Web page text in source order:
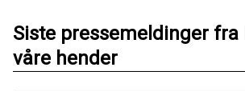
Siste pressemeldinger fra
våre hender